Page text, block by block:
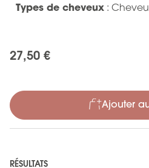
Types de cheveux :
27,50 €
Ajouter
RÉSULTATS